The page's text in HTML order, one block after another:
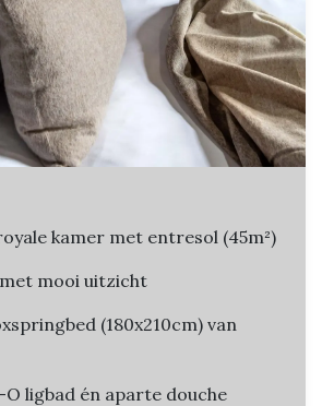
kamer met entresol (45m²)
mooi uitzicht
(180x210cm) van
O ligbad én aparte douche